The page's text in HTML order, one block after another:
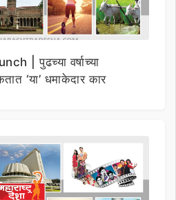
| पुढच्या वर्षाच्या
‘या’ धमाकेदार कार